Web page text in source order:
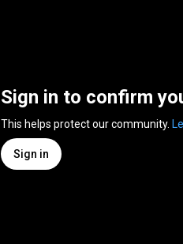
Sign in to confirm
This helps protect our community.
Sign in